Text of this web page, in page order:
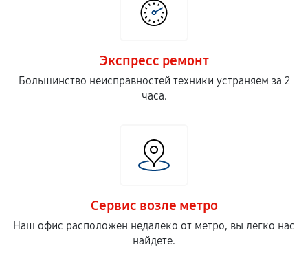
Экспресс ремонт
Большинство неисправностей техники устраняем за 2
часа.
Сервис возле метро
Наш офис расположен недалеко от метро, вы легко нас
найдете.